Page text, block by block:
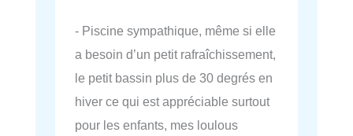
- Piscine sympathique, même si elle
a besoin d’un petit rafraîchissement,
le petit bassin plus de 30 degrés en
hiver ce qui est appréciable surtout
pour les enfants, mes loulous